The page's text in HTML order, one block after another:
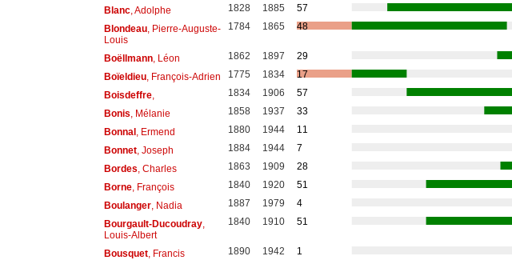
Blanc, Adolphe 1828 1885
57
Blondeau, Pierre-Auguste-
Louis
1784 1865 48
Boëllmann, Léon 1862 1897
29
Boïeldieu, François-Adrien 1775 1834
17
Boisdeffre, 1834 1906
57
Bonis , Mélanie 1858 1937
33
Bonnal, Ermend 1880 1944
11
Bonnet, Joseph 1884 1944
7
Bordes , Charles 1863 1909
28
Borne, François 1840 1920
51
Boulanger, Nadia 1887 1979
4
Bourgault-Ducoudray,
Louis-Albert
1840 1910 51
Bousquet, Francis 1890 1942
1